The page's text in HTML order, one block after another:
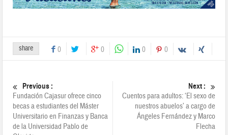
share 0 0 0 0
Previous :
Fundación Cajasur ofrece cinco
becas a estudiantes del Máster
Universitario en Finanzas y Banca
de la Universidad Pablo de
Next :
Cuentos para adultos: ‘El sexo de
nuestros abuelos’ a cargo de
Ángeles Fernández y Marco
Flecha